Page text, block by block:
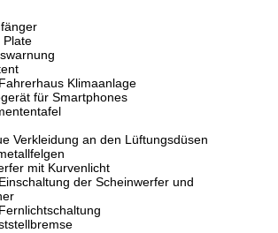
Plate
Klimaanlage
für Smartphones
Verkleidung an den Lüftungsdüsen
mit Kurvenlicht
der Scheinwerfer und